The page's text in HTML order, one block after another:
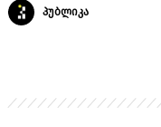
პუბლიკა